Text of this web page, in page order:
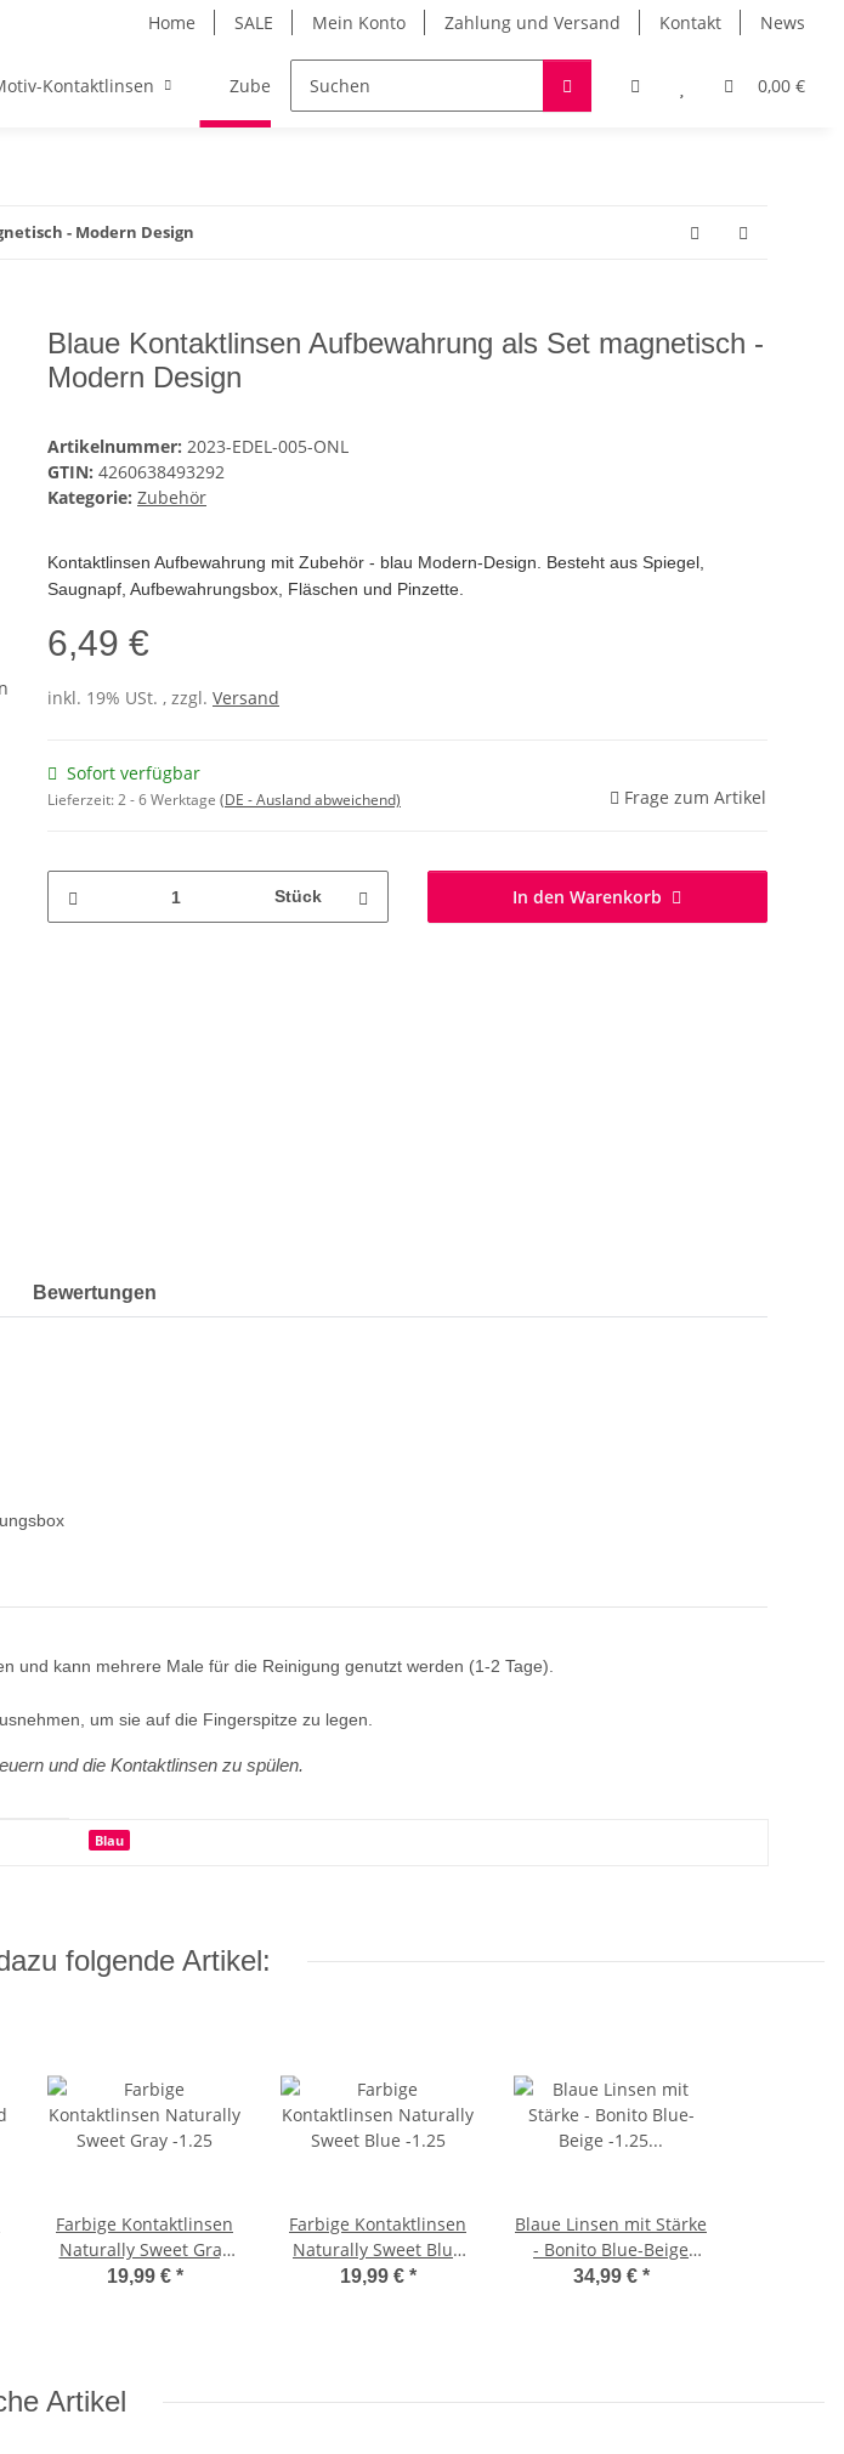
Home SALE Mein Konto Zahlung und Versand Kontakt News
0,00 €
Kontaktlinsen Zubehör
- Modern Design
Blaue Kontaktlinsen Aufbewahrung als Set magnetisch -
Modern Design
Artikelnummer: 2023-EDEL-005-ONL
GTIN: 4260638493292
Kategorie: Zubehör
Kontaktlinsen Aufbewahrung mit Zubehör - blau Modern-Design. Besteht aus Spiegel,
Saugnapf, Aufbewahrungsbox, Fläschen und Pinzette.
6,49 €
inkl. 19% USt. , zzgl. Versand
Sofort verfügbar
Lieferzeit:2 - 6 Werktage (DE - Ausland abweichend) Frage zum Artikel
Stück In den Warenkorb
Bewertungen
und kann mehrere Male für die Reinigung genutzt werden (1-2 Tage).
um sie auf die Fingerspitze zu legen.
und die Kontaktlinsen zu spülen.
Blau
folgende Artikel:
Farbige Kontaktlinsen
Naturally Sweet Gray
-1.25
19,99 € *
Farbige Kontaktlinsen
Naturally Sweet Blue
-1.25
19,99 € *
Blaue Linsen mit Stärke
- Bonito Blue-Beige
-1.25 DPT (in Minus) +
34,99 € *
Artikel